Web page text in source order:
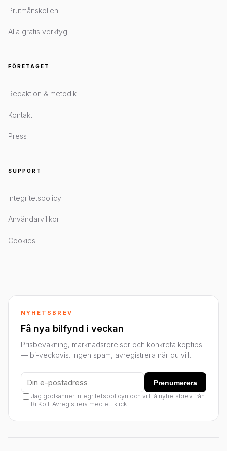
Prutmånskollen
Alla gratis verktyg
FÖRETAGET
Redaktion & metodik
Kontakt
Press
SUPPORT
Integritetspolicy
Användarvillkor
Cookies
NYHETSBREV
Få nya bilfynd i veckan
Prisbevakning, marknadsrörelser och konkreta köptips
— bi-veckovis. Ingen spam, avregistrera när du vill.
Prenumerera
Jag godkänner integritetspolicyn och vill få nyhetsbrev från
BilKoll. Avregistrera med ett klick.